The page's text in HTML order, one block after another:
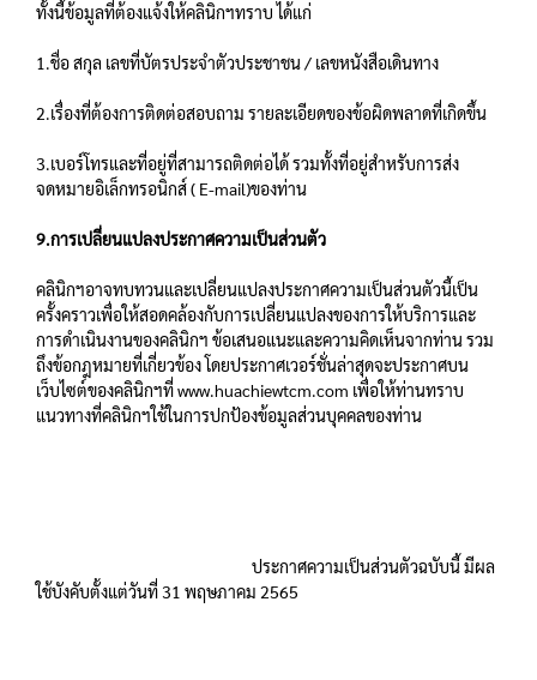
ทั้งนี้ข้อมูลที่ต้องแจ้งให้คลินิกฯทราบ ได้แก่
1.ชื่อ สกุล เลขที่บัตรประจำตัวประชาชน / เลขหนังสือเดินทาง
2.เรื่องที่ต้องการติดต่อสอบถาม รายละเอียดของข้อผิดพลาดที่เกิดขึ้น
3.เบอร์โทรและที่อยู่ที่สามารถติดต่อได้ รวมทั้งที่อยู่สำหรับการส่ง
จดหมายอิเล็กทรอนิกส์ ( E-mail)ของท่าน
9.การเปลี่ยนแปลงประกาศความเป็นส่วนตัว
คลินิกฯอาจทบทวนและเปลี่ยนแปลงประกาศความเป็นส่วนตัวนี้เป็น
ครั้งคราวเพื่อให้สอดคล้องกับการเปลี่ยนแปลงของการให้บริการและ
การดำเนินงานของคลินิกฯ ข้อเสนอแนะและความคิดเห็นจากท่าน รวม
ถึงข้อกฎหมายที่เกี่ยวข้อง โดยประกาศเวอร์ชั่นล่าสุดจะประกาศบน
เว็บไซต์ของคลินิกฯที่ www.huachiewtcm.com เพื่อให้ท่านทราบ
แนวทางที่คลินิกฯใช้ในการปกป้องข้อมูลส่วนบุคคลของท่าน
ประกาศความเป็นส่วนตัวฉบับนี้ มีผล
ใช้บังคับตั้งแต่วันที่ 31 พฤษภาคม 2565